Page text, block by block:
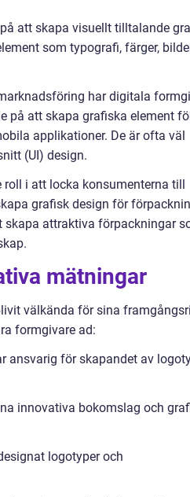
att skapa visuellt tilltalande
som typografi, färger,
har digitala
på att skapa grafiska element
applikationer. De är ofta väl
(UI) design.
i att locka konsumenterna till
grafisk design för
skapa attraktiva förpackningar
mätningar
välkända för sina
formgivare ad:
ansvarig för skapandet av
innovativa bokomslag och
logotyper och